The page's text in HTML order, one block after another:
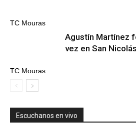
TC Mouras
TC Mouras
Agustín Martínez
vez en San Nicolás
Escuchanos en vivo